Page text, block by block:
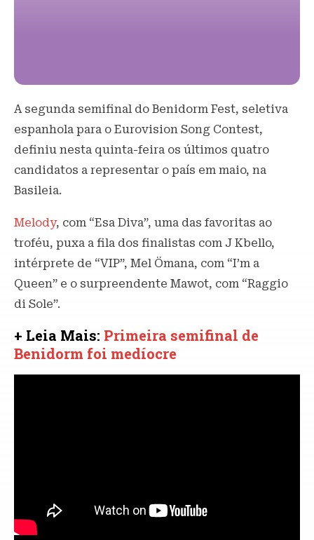
A segunda semifinal do Benidorm Fest, seletiva
espanhola para o Eurovision Song Contest,
definiu nesta quinta-feira os últimos quatro
candidatos a representar o país em maio, na
Basileia.
Melody, com “Esa Diva”, uma das favoritas ao
troféu, puxa a fila dos finalistas com J Kbello,
intérprete de “VIP”, Mel Ömana, com “I’m a
Queen” e o surpreendente Mawot, com “Raggio
di Sole”.
+ Leia Mais: Primeira semifinal de
Benidorm foi medíocre